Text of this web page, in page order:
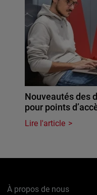
Nouveautés des
pour points
Lire l'article
À propos de nous